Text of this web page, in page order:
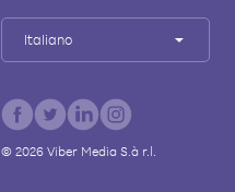
Italiano
© 2026Viber Media S.à r.l.